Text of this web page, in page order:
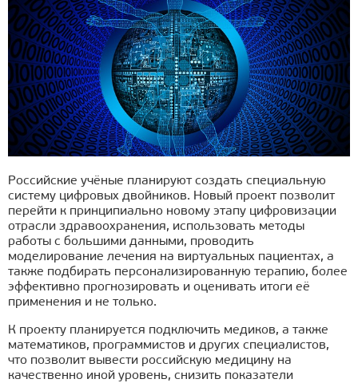
Российские учёные планируют создать специальную
систему цифровых двойников. Новый проект позволит
перейти к принципиально новому этапу цифровизации
отрасли здравоохранения, использовать методы
работы с большими данными, проводить
моделирование лечения на виртуальных пациентах, а
также подбирать персонализированную терапию, более
эффективно прогнозировать и оценивать итоги её
применения и не только.
К проекту планируется подключить медиков, а также
математиков, программистов и других специалистов,
что позволит вывести российскую медицину на
качественно иной уровень, снизить показатели